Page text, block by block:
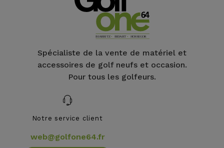
Spécialiste de la vente de matériel et
accessoires de golf neufs et occasion.
Pour tous les golfeurs.
Notre service client
web@golfone64.fr